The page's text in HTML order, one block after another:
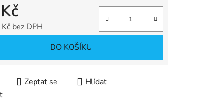
bez DPH
DO KOŠÍKU
Zeptat se
Hlídat